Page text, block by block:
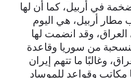
في أربيل، كما أن لها
أربيل، هي اليوم
العراق، وقد انضمت لها
من سوريا وقاعدة
وغالبًا ما تتهم إيران
مكاتب وقواعد للموساد